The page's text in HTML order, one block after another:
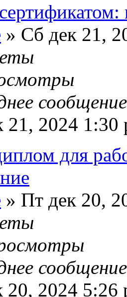
» Сб дек 21,
21, 2024 1:30
для
» Пт дек 20,
20, 2024 5:26